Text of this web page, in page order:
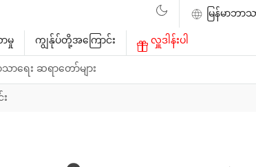
ာရေး ဆရာတော်များ
မှု ကျွန်ုပ်တို့အကြောင်း လှူဒါန်းပါ